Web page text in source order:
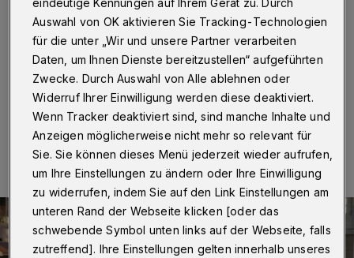
Wuppertal·Die Katholische Citykirche sucht für den
Wuppertaler Martinszug am 10. November 2015
Fackelträger und Zugordner.
Eine Minute Lesezeit
Auswahl von OK aktivieren Sie Tracking-Technologien
für die unter „Wir und unsere Partner verarbeiten
Daten, um Ihnen Dienste bereitzustellen“ aufgeführten
Zwecke. Durch Auswahl von Alle ablehnen oder
Widerruf Ihrer Einwilligung werden diese deaktiviert.
Wenn Tracker deaktiviert sind, sind manche Inhalte und
Anzeigen möglicherweise nicht mehr so relevant für
Sie. Sie können dieses Menü jederzeit wieder aufrufen,
um Ihre Einstellungen zu ändern oder Ihre Einwilligung
zu widerrufen, indem Sie auf den Link Einstellungen am
unteren Rand der Webseite klicken [oder das
schwebende Symbol unten links auf der Webseite, falls
zutreffend]. Ihre Einstellungen gelten innerhalb unseres